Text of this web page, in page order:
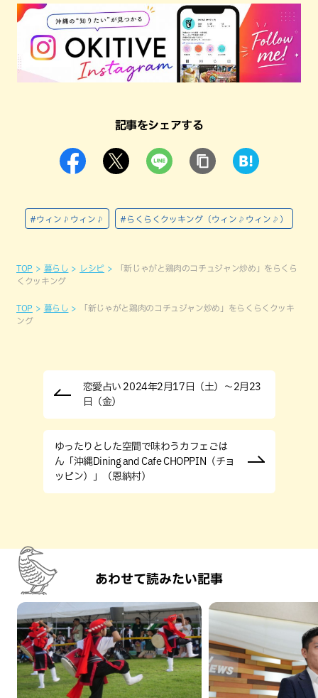
記事をシェアする
#ウィン♪ウィン♪ #らくらくクッキング（ウィン♪ウィン♪）
TOP 暮らし レシピ
「新じゃがと鶏肉のコチュジャン炒め」をらくら
くクッキング
TOP 暮らし
「新じゃがと鶏肉のコチュジャン炒め」をらくらくクッキ
ング
恋愛占い 2024年2月17日（土）～2月23
日（金）
ゆったりとした空間で味わうカフェごは
ん「沖縄Dining and Cafe CHOPPIN（チョ
ッピン）」（恩納村）
あわせて読みたい記事